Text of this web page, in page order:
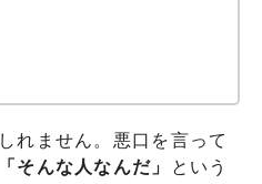
れません。悪口を言って
そんな人なんだ」
という